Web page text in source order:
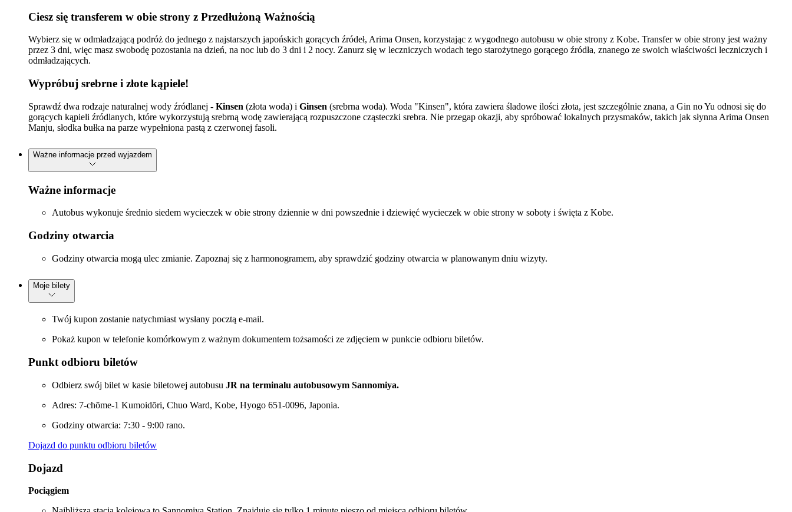
Ciesz się transferem w obie strony z Przedłużoną Ważnością
Wybierz się w odmładzającą podróż do jednego z najstarszych japońskich gorących źródeł, Arima Onsen, korzystając z wygodnego autobusu w obie strony z Kobe. Transfer w obie strony jest ważny
przez 3 dni, więc masz swobodę pozostania na dzień, na noc lub do 3 dni i 2 nocy. Zanurz się w leczniczych wodach tego starożytnego gorącego źródła, znanego ze swoich właściwości leczniczych i
odmładzających.
Wypróbuj srebrne i złote kąpiele!
Sprawdź dwa rodzaje naturalnej wody źródlanej - Kinsen (złota woda) i Ginsen (srebrna woda). Woda "Kinsen", która zawiera śladowe ilości złota, jest szczególnie znana, a Gin no Yu odnosi się do
gorących kąpieli źródlanych, które wykorzystują srebrną wodę zawierającą rozpuszczone cząsteczki srebra. Nie przegap okazji, aby spróbować lokalnych przysmaków, takich jak słynna Arima Onsen
Manju, słodka bułka na parze wypełniona pastą z czerwonej fasoli.
Ważne informacje przed wyjazdem
Ważne informacje
Autobus wykonuje średnio siedem wycieczek w obie strony dziennie w dni powszednie i dziewięć wycieczek w obie strony w soboty i święta z Kobe.
Godziny otwarcia
Godziny otwarcia mogą ulec zmianie. Zapoznaj się z harmonogramem, aby sprawdzić godziny otwarcia w planowanym dniu wizyty.
Moje bilety
Twój kupon zostanie natychmiast wysłany pocztą e-mail.
Pokaż kupon w telefonie komórkowym z ważnym dokumentem tożsamości ze zdjęciem w punkcie odbioru biletów.
Punkt odbioru biletów
Odbierz swój bilet w kasie biletowej autobusu JR na terminalu autobusowym Sannomiya.
Adres: 7-chōme-1 Kumoidōri, Chuo Ward, Kobe, Hyogo 651-0096, Japonia.
Godziny otwarcia: 7:30 - 9:00 rano.
Dojazd do punktu odbioru biletów
Dojazd
Pociągiem